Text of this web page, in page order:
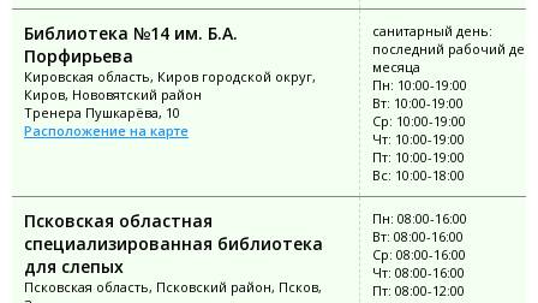
Библиотека №14 им. Б.А.
Порфирьева
Кировская область, Киров городской округ,
Киров, Нововятский район
Тренера Пушкарёва, 10
Расположение на карте
санитарный день:
последний рабочий
месяца
Пн: 10:00-19:00
Вт: 10:00-19:00
Ср: 10:00-19:00
Чт: 10:00-19:00
Пт: 10:00-19:00
Вс: 10:00-18:00
Псковская областная
специализированная библиотека
для слепых
Псковская область, Псковский район, Псков,
Пн: 08:00-16:00
Вт: 08:00-16:00
Ср: 08:00-16:00
Чт: 08:00-16:00
Пт: 08:00-12:00